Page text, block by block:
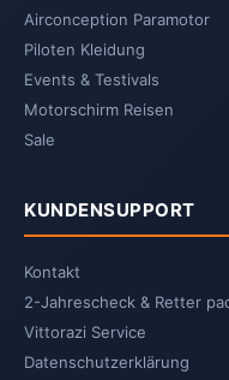
Airconception Paramotor
Piloten Kleidung
Events & Testivals
Motorschirm Reisen
Sale
KUNDENSUPPORT
Kontakt
2-Jahrescheck & Retter
Vittorazi Service
Datenschutzerklärung